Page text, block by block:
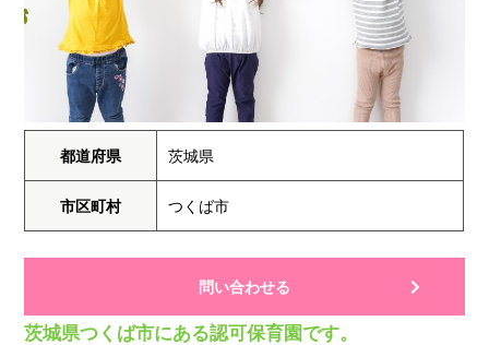
都道府県 茨城県
市区町村 つくば市
問い合わせる
茨城県つくば市にある認可保育園です。